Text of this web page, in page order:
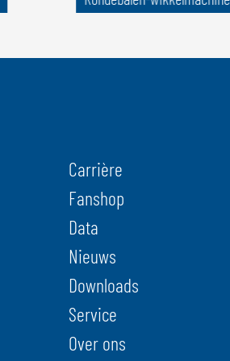
Carrière
Fanshop
Data
Nieuws
Downloads
Service
Over ons